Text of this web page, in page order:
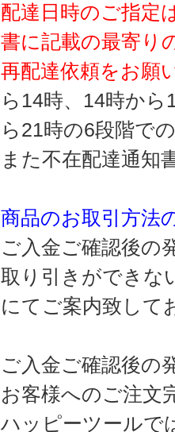
配達日時のご指定
書に記載の最寄り
再配達依頼をお願
ら14時、14時か
ら21時の6段階で
また不在配達通知
商品のお取引方法
ご入金ご確認後の
取り引きができな
にてご案内致して
ご入金ご確認後の
お客様へのご注文
ハッピーツールで